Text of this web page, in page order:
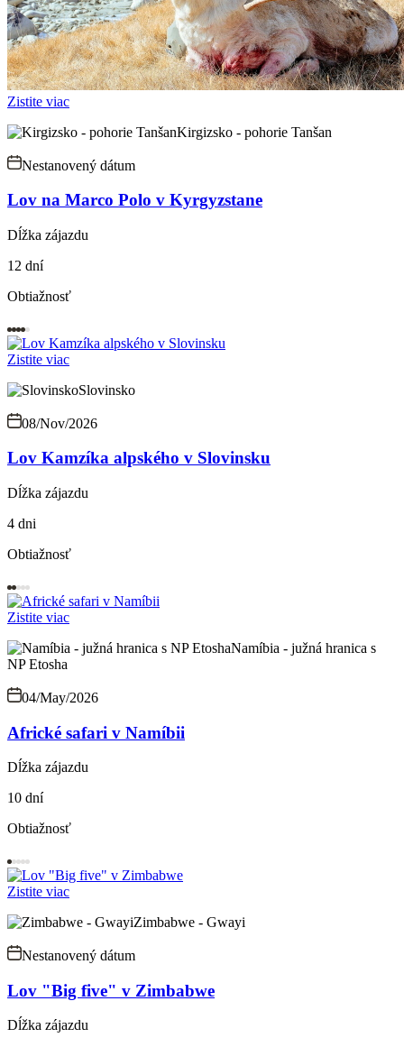
Zistite viac
Kirgizsko - pohorie Tanšan
Nestanovený dátum
Lov na Marco Polo v Kyrgyzstane
Dĺžka zájazdu
12 dní
Obtiažnosť
Zistite viac
Slovinsko
08/Nov/2026
Lov Kamzíka alpského v Slovinsku
Dĺžka zájazdu
4 dni
Obtiažnosť
Zistite viac
Namíbia - južná hranica s
NP Etosha
04/May/2026
Africké safari v Namíbii
Dĺžka zájazdu
10 dní
Obtiažnosť
Zistite viac
Zimbabwe - Gwayi
Nestanovený dátum
Lov "Big five" v Zimbabwe
Dĺžka zájazdu